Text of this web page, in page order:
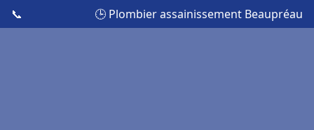
📞 🕒 Plombier assainissement Beaupréau